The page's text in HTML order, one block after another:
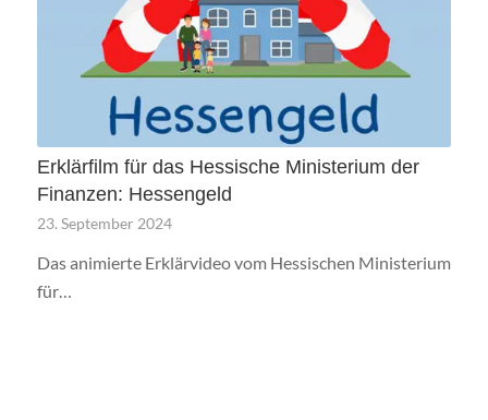
Erklärfilm für das Hessische Ministerium der
Finanzen: Hessengeld
23. September 2024
Das animierte Erklärvideo vom Hessischen Ministerium
für…